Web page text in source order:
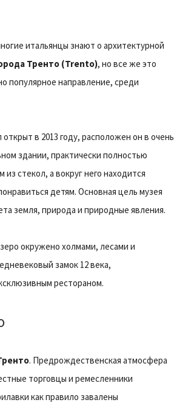
итальянцы знают о архитектурной
Тренто (Trento), но все же это
популярное направление, среди
в 2013 году, расположен он в очень
здании, практически полностью
из стекол, а вокруг него находится
детям. Основная цель музея
земля, природа и природные явления.
окружено холмами, лесами и
замок 12 века,
рестораном.
. Предрождественская атмосфера
торговцы и ремесленники
как правило завалены